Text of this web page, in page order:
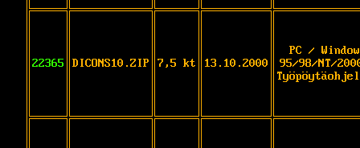
22365 DICONS10.ZIP 7,5 kt 13.10.2000
PC /
95/98/NT/